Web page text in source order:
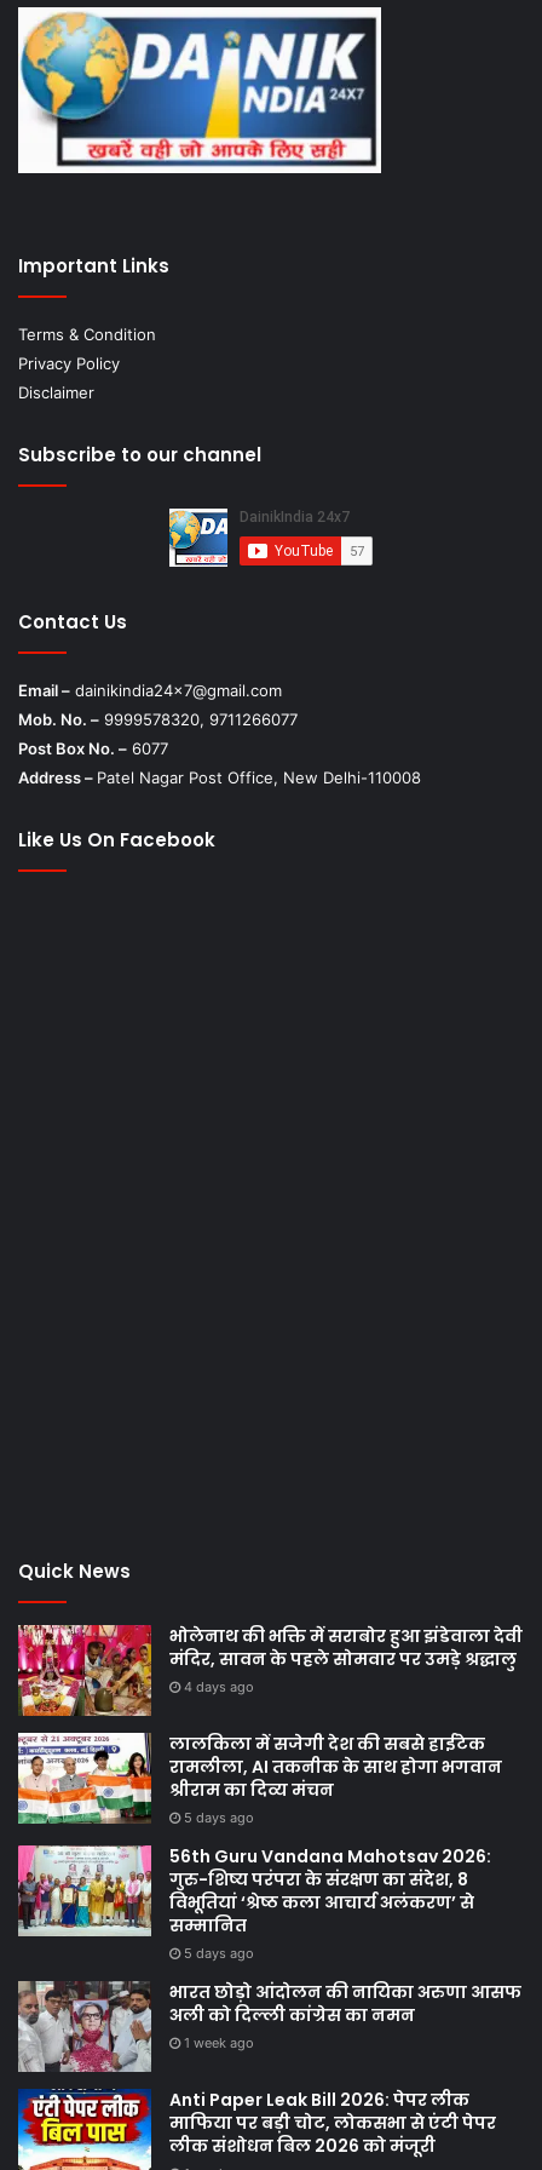
Important Links
Terms & Condition
Privacy Policy
Disclaimer
Subscribe to our channel
Contact Us
Email – dainikindia24x7@gmail.com
Mob. No. – 9999578320, 9711266077
Post Box No. – 6077
Address – Patel Nagar Post Office, New Delhi-110008
Like Us On Facebook
Quick News
भोलेनाथ की भक्ति में सराबोर हुआ झंडेवाला देवी
मंदिर, सावन के पहले सोमवार पर उमड़े श्रद्धालु
4 days ago
लालकिला में सजेगी देश की सबसे हाईटेक
रामलीला, AI तकनीक के साथ होगा भगवान
श्रीराम का दिव्य मंचन
5 days ago
56th Guru Vandana Mahotsav 2026:
गुरु-शिष्य परंपरा के संरक्षण का संदेश, 8
विभूतियां ‘श्रेष्ठ कला आचार्य अलंकरण’ से
सम्मानित
5 days ago
भारत छोड़ो आंदोलन की नायिका अरुणा आसफ
अली को दिल्ली कांग्रेस का नमन
1 week ago
Anti Paper Leak Bill 2026: पेपर लीक
माफिया पर बड़ी चोट, लोकसभा से एंटी पेपर
लीक संशोधन बिल 2026 को मंजूरी